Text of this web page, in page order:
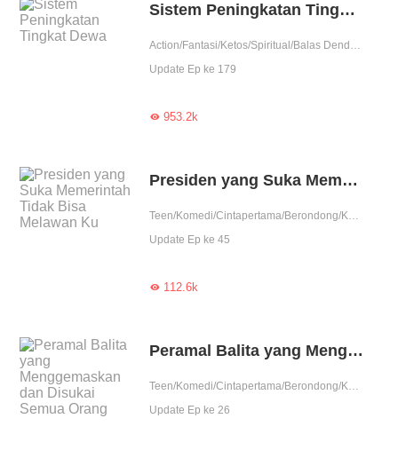
Sistem Peningkatan Tingkat Dewa
Action/Fantasi/Ketos/Spiritual/Balas Dendam/Kultivasi/Pembunuhan/Detektif/Zombie/Contributor
Update Ep ke 179
953.2k
Presiden yang Suka Memerintah Tidak Bisa Melawan Ku
Teen/Komedi/Cintapertama/Berondong/Ketos/Badboy/Dosen/Nikahkontrak/Perjodohan/Detektif/Contributor
Update Ep ke 45
112.6k
Peramal Balita yang Menggemaskan dan Disukai Semua Orang
Teen/Komedi/Cintapertama/Berondong/Ketos/Badboy/Perjodohan/Spiritual/Balas Dendam/Pembunuhan/Detektif/Contributor
Update Ep ke 26